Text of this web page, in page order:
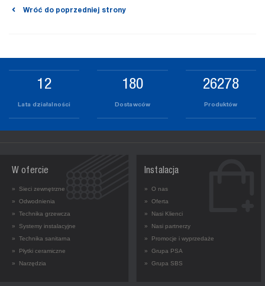
Wróć do poprzedniej strony
14
Lata działalności
207
Dostawców
30211
Produktów
W ofercie
» Sieci zewnętrzne
» Odwodnienia
» Technika grzewcza
» Systemy instalacyjne
» Technika sanitarna
» Płytki ceramiczne
» Narzędzia
Instalacja
» O nas
» Oferta
» Nasi Klienci
» Nasi partnerzy
» Promocje i wyprzedaże
» Grupa PSA
» Grupa SBS